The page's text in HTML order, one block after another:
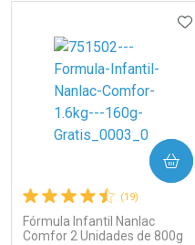
(19)
Fórmula Infantil Nanlac
Comfor 2 Unidades de 800g
COMPRAR